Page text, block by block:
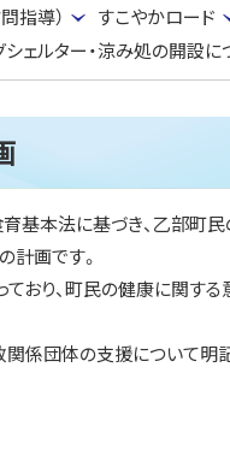
指導） すこやかロード
シェルター・涼み処の開設に
本法に基づき、乙部町民
計画です。
り、町民の健康に関す
係団体の支援について明